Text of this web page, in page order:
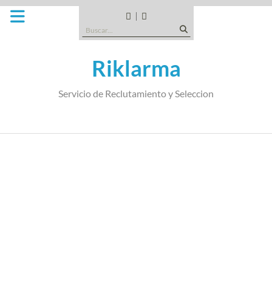
Saltar
CANDIDATOS
TIPO
EMPRESA
SOMOS
Buscar:
Riklarma
Servicio de Reclutamiento y Seleccion